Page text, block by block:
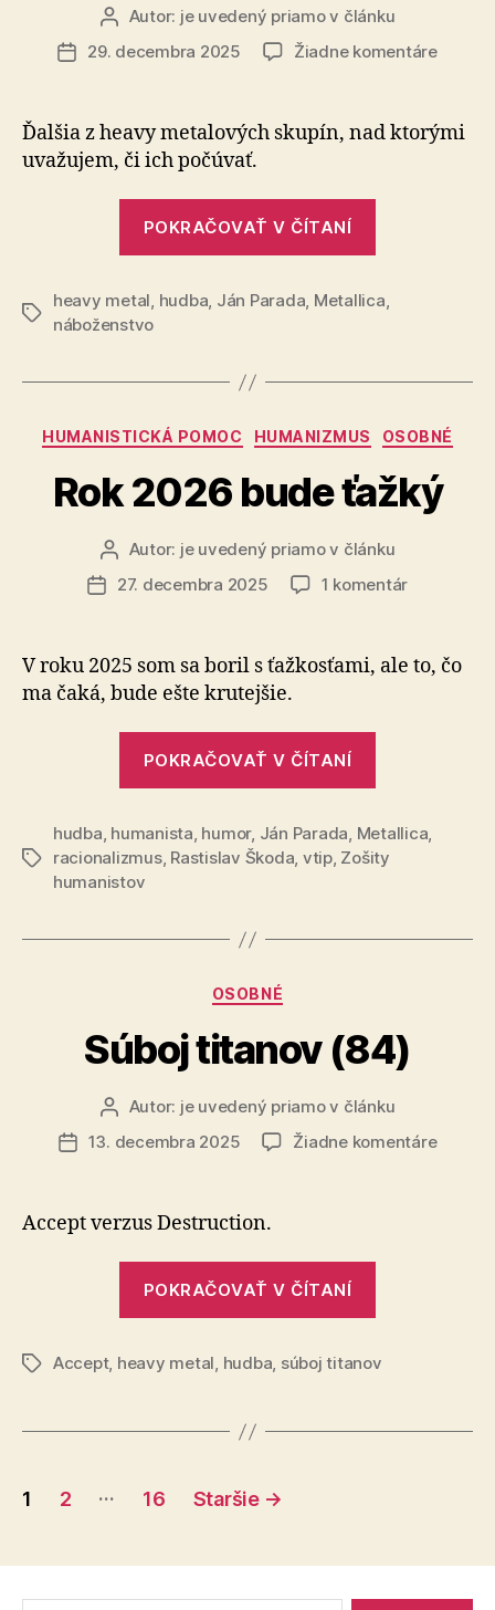
Autor
článku
Autor: je uvedený priamo v článku
Dátum
29. decembra 2025 Žiadne komentárena
Ďalšia z heavy metalových skupín, nad ktorými
uva­žu­jem, či ich počúvať.
POKRAČOVAŤ V ČÍTANÍ
Značky
heavy metal, hudba, Ján Parada, Metallica,
náboženstvo
Kategórie
HUMANISTICKÁ POMOC HUMANIZMUS OSOBNÉ
Rok 2026 bude ťažký
Autor
článku
Autor: je uvedený priamo v článku
Dátum
27. decembra 2025 1 komentárna
bude
ťažký
V roku 2025 som sa boril s ťažkosťami, ale to, čo
ma čaká, bude ešte krutejšie.
POKRAČOVAŤ V ČÍTANÍ
ťažký“
Značky
hudba, humanista, humor, Ján Parada, Metallica,
racionalizmus, Rastislav Škoda, vtip, Zošity
humanistov
Kategórie
OSOBNÉ
Súboj titanov (84)
Autor
článku
Autor: je uvedený priamo v článku
Dátum
13. decembra 2025 Žiadne komentárena
Accept verzus Destruction.
POKRAČOVAŤ V ČÍTANÍ
ZnačkyAccept, heavy metal, hudba, súboj titanov
Stránkovanie
1 2 … 16 Staršie →